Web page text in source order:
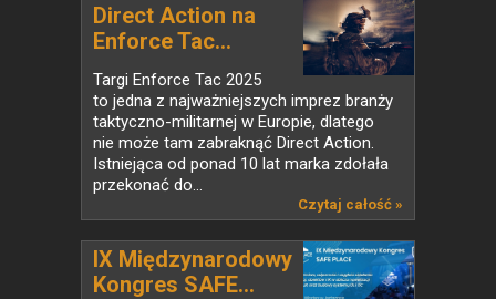
Direct Action na
Enforce Tac...
Targi Enforce Tac 2025
to jedna z najważniejszych imprez branży
taktyczno-militarnej w Europie, dlatego
nie może tam zabraknąć Direct Action.
Istniejąca od ponad 10 lat marka zdołała
przekonać do...
Czytaj całość »
IX Międzynarodowy
Kongres SAFE...